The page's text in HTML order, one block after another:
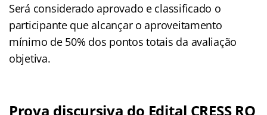
Será considerado aprovado e classificado o
participante que alcançar o aproveitamento
mínimo de 50% dos pontos totais da avaliação
objetiva.
Prova discursiva do Edital CRESS RO